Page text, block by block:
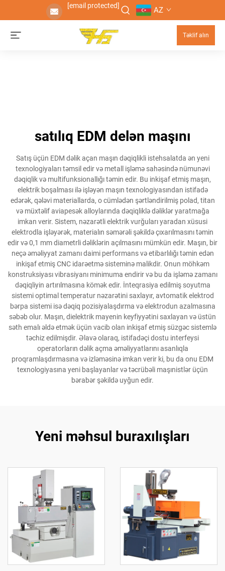
[email protected] AZ
Təklif alın
satılıq EDM delən maşını
Satış üçün EDM dəlik açan maşın dəqiqlikli istehsalatda ən yeni
texnologiyaları təmsil edir və metall işləmə sahəsində nümunəvi
dəqiqlik və multifunksionallığı təmin edir. Bu inkişaf etmiş maşın,
elektrik boşalması ilə işləyən maşın texnologiyasından istifadə
edərək, qələvi materiallarda, o cümlədən şərtləndirilmiş polad, titan
və müxtəlif aviapesək alloylarında dəqiqliklə dəliklər yaratmağa
imkan verir. Sistem, nəzarətli elektrik vurğuları yaradan xüsusi
elektrodla işləyərək, materialın səmərəli şəkildə çıxarılmasını təmin
edir və 0,1 mm diametrli dəliklərin açılmasını mümkün edir. Maşın, bir
neçə əməliyyat zamanı daimi performans və etibarlılığı təmin edən
inkişaf etmiş CNC idarəetmə sisteminə malikdir. Onun möhkəm
konstruksiyası vibrasiyanı minimuma endirir və bu da işləmə zamanı
dəqiqliyin artırılmasına kömək edir. İnteqrasiya edilmiş soyutma
sistemi optimal temperatur nəzarətini saxlayır, avtomatik elektrod
bərpa sistemi isə dəqiq pozisiyalaşdırma və elektrodun azalmasına
səbəb olur. Maşın, dielektrik mayenin keyfiyyətini saxlayan və üstün
səth emalı əldə etmək üçün vacib olan inkişaf etmiş süzgəc sistemlə
təchiz edilmişdir. Əlavə olaraq, istifadəçi dostu interfeysi
operatorların dəlik açma əməliyyatlarını asanlıqla
proqramlaşdırmasına və izləməsinə imkan verir ki, bu da onu EDM
texnologiyasına yeni başlayanlar və təcrübəli maşınistlər üçün
bərabər şəkildə uyğun edir.
Yeni məhsul buraxılışları